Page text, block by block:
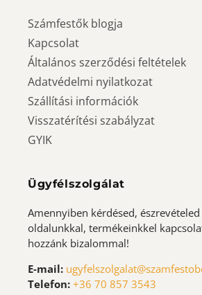
Számfestők blogja
Kapcsolat
Általános szerződési feltételek
Adatvédelmi nyilatkozat
Szállítási információk
Visszatérítési szabályzat
GYIK
Ügyfélszolgálat
Amennyiben kérdésed,
oldalunkkal, termékeinkkel
hozzánk bizalommal!
E-mail:
Telefon: +36 70 857 3543